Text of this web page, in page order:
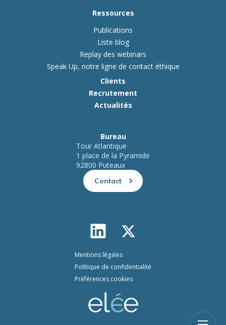
Ressources
Publications
Liste blog
Replay des webinars
Speak Up, notre ligne de contact éthique
Clients
Recrutement
Actualités
Bureau
Tour Atlantique
1 place de la Pyramide
92800 Puteaux
Contact
Mentions légales
Politique de confidentialité
Préférences cookies